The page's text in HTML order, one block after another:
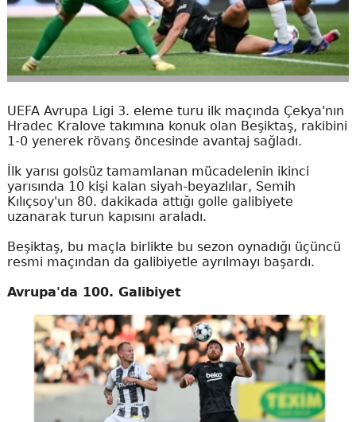
UEFA Avrupa Ligi 3. eleme turu ilk maçında Çekya'nın
Hradec Kralove takımına konuk olan Beşiktaş, rakibini
1-0 yenerek rövanş öncesinde avantaj sağladı.
İlk yarısı golsüz tamamlanan mücadelenin ikinci
yarısında 10 kişi kalan siyah-beyazlılar, Semih
Kılıçsoy'un 80. dakikada attığı golle galibiyete
uzanarak turun kapısını araladı.
Beşiktaş, bu maçla birlikte bu sezon oynadığı üçüncü
resmi maçından da galibiyetle ayrılmayı başardı.
Avrupa'da 100. Galibiyet